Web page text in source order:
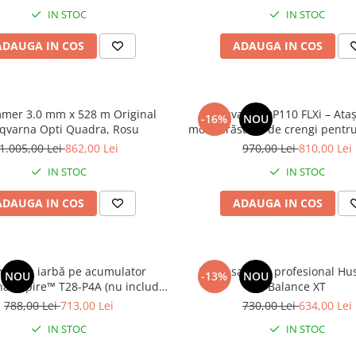
IN STOC
IN COS
IN STOC
ADAUGA IN COS
3.0 mm x 528 m Original
Opti Quadra, Rosu
1.005,00 Lei862,00 Lei
IN STOC
IN COS
-16% NOU
Husqvarna DP110 FLXi –
motoferăstrău de crengi
110iL FLXi
970,00 Lei810,00 Lei
IN STOC
ADAUGA IN COS
NOUde iarbă pe acumulator
Aspire™ T28-P4A (nu include
acumulator și încărcător)
788,00 Lei713,00 Lei
IN STOC
-13% NOU
Harnasament profesional
Balance XT
730,00 Lei634,00 Lei
IN STOC